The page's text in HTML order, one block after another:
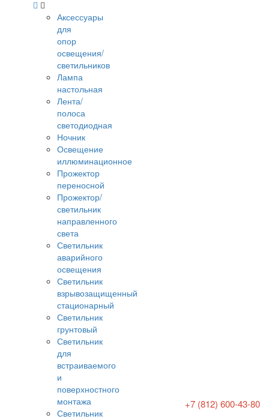
Аксессуары
для
опор
освещения/
светильников
Лампа
настольная
Лента/
полоса
светодиодная
Ночник
Освещение
иллюминационное
Прожектор
переносной
Прожектор/
светильник
направленного
света
Светильник
аварийного
освещения
Светильник
взрывозащищенный
стационарный
Светильник
грунтовый
Светильник
для
встраиваемого
и
поверхностного
монтажа
Светильник
+7 (812) 600-43-80